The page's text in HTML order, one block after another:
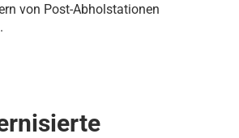
von Post-Abholstationen